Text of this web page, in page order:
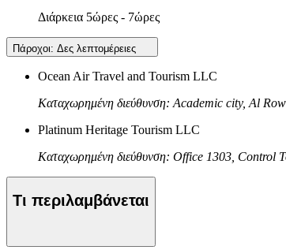
Διάρκεια 5ώρες - 7ώρες
Πάροχοι: Δες λεπτομέρειες
Ocean Air Travel and Tourism LLC
Καταχωρημένη διεύθυνση: Academic city, Al
Platinum Heritage Tourism LLC
Καταχωρημένη διεύθυνση: Office 1303,
Τι περιλαμβάνεται